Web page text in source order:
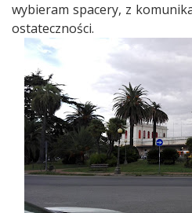
wybieram spacery, z
ostateczności.